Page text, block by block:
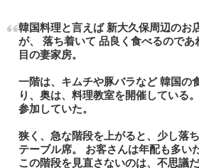
韓国料理と言えば 新大久保周辺のお
が、 落ち着いて 品良く食べるので
目の妻家房。
一階は、キムチや豚バラなど 韓国の
り、奥は、料理教室を開催している
参加していた。
狭く、急な階段を上がると、少し落
テーブル席。 お客さんは年配も多い
この階段を見直さないのは、不思議だ